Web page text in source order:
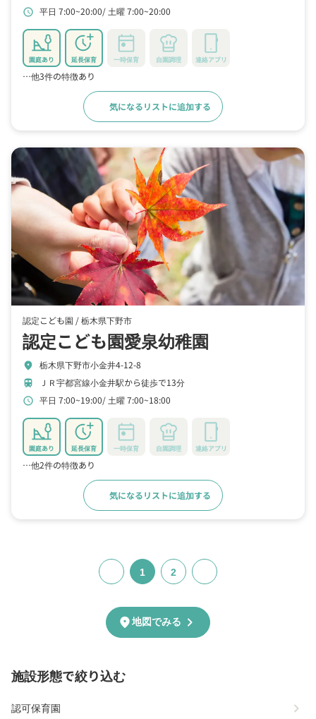
schedule 平日 7:00~20:00 土曜 7:00~20:00
園庭あり 延長保育 一時保育 自園調理 連絡アプリ
…他3件の特徴あり
気になるリストに追加する
認定こども園 /栃木県下野市
認定こども園愛泉幼稚園
location_on 栃木県下野市小金井4-12-8
train ＪＲ宇都宮線小金井駅から徒歩で13分
schedule 平日 7:00~19:00 土曜 7:00~18:00
園庭あり 延長保育 一時保育 自園調理 連絡アプリ
…他2件の特徴あり
気になるリストに追加する
1 2
location_on地図でみる chevron_right
施設形態で絞り込む
認可保育園 chevron_right